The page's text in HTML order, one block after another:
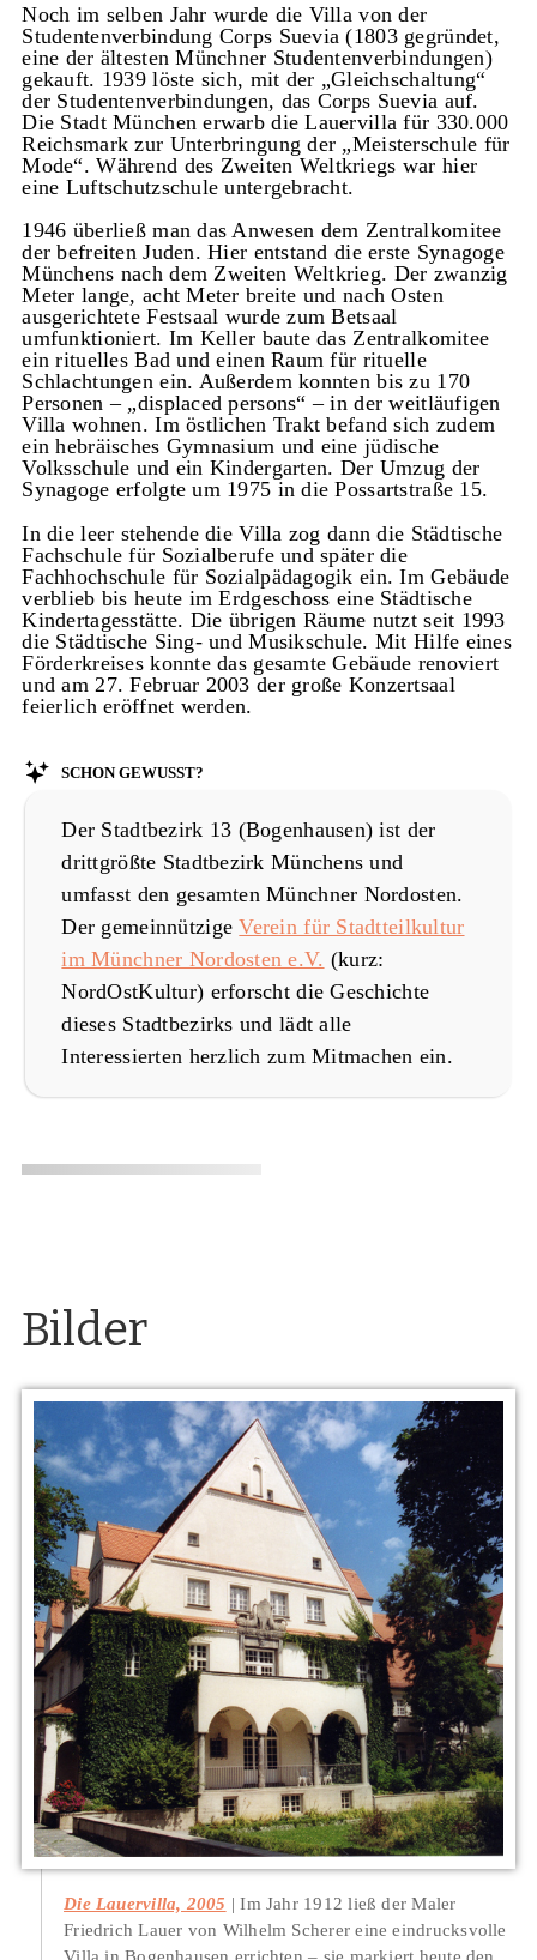
Noch im selben Jahr wurde die Villa von der
Studentenverbindung Corps Suevia (1803 gegründet,
eine der ältesten Münchner Studentenverbindungen)
gekauft. 1939 löste sich, mit der „Gleichschaltung“
der Studentenverbindungen, das Corps Suevia auf.
Die Stadt München erwarb die Lauervilla für 330.000
Reichsmark zur Unterbringung der „Meisterschule für
Mode“. Während des Zweiten Weltkriegs war hier
eine Luftschutzschule untergebracht.
1946 überließ man das Anwesen dem Zentralkomitee
der befreiten Juden. Hier entstand die erste Synagoge
Münchens nach dem Zweiten Weltkrieg. Der zwanzig
Meter lange, acht Meter breite und nach Osten
ausgerichtete Festsaal wurde zum Betsaal
umfunktioniert. Im Keller baute das Zentralkomitee
ein rituelles Bad und einen Raum für rituelle
Schlachtungen ein. Außerdem konnten bis zu 170
Personen – „displaced persons“ – in der weitläufigen
Villa wohnen. Im östlichen Trakt befand sich zudem
ein hebräisches Gymnasium und eine jüdische
Volksschule und ein Kindergarten. Der Umzug der
Synagoge erfolgte um 1975 in die Possartstraße 15.
In die leer stehende die Villa zog dann die Städtische
Fachschule für Sozialberufe und später die
Fachhochschule für Sozialpädagogik ein. Im Gebäude
verblieb bis heute im Erdgeschoss eine Städtische
Kindertagesstätte. Die übrigen Räume nutzt seit 1993
die Städtische Sing- und Musikschule. Mit Hilfe eines
Förderkreises konnte das gesamte Gebäude renoviert
und am 27. Februar 2003 der große Konzertsaal
feierlich eröffnet werden.
Schon gewusst?
Der Stadtbezirk 13 (Bogenhausen) ist der
drittgrößte Stadtbezirk Münchens und
umfasst den gesamten Münchner Nordosten.
Der gemeinnützigeVerein für Stadtteilkultur
im Münchner Nordosten e.V. (kurz:
NordOstKultur) erforscht die Geschichte
dieses Stadtbezirks und lädt alle
Interessierten herzlich zum Mitmachen ein.
Bilder
Die Lauervilla, 2005
Im Jahr 1912 ließ der Maler
Friedrich Lauer von Wilhelm Scherer eine eindrucksvolle